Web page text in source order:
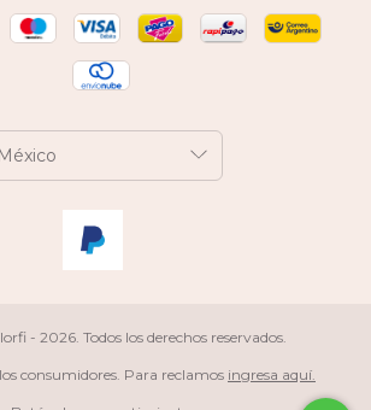
- 2026. Todos los derechos reservados.
consumidores. Para reclamos ingresa aquí.